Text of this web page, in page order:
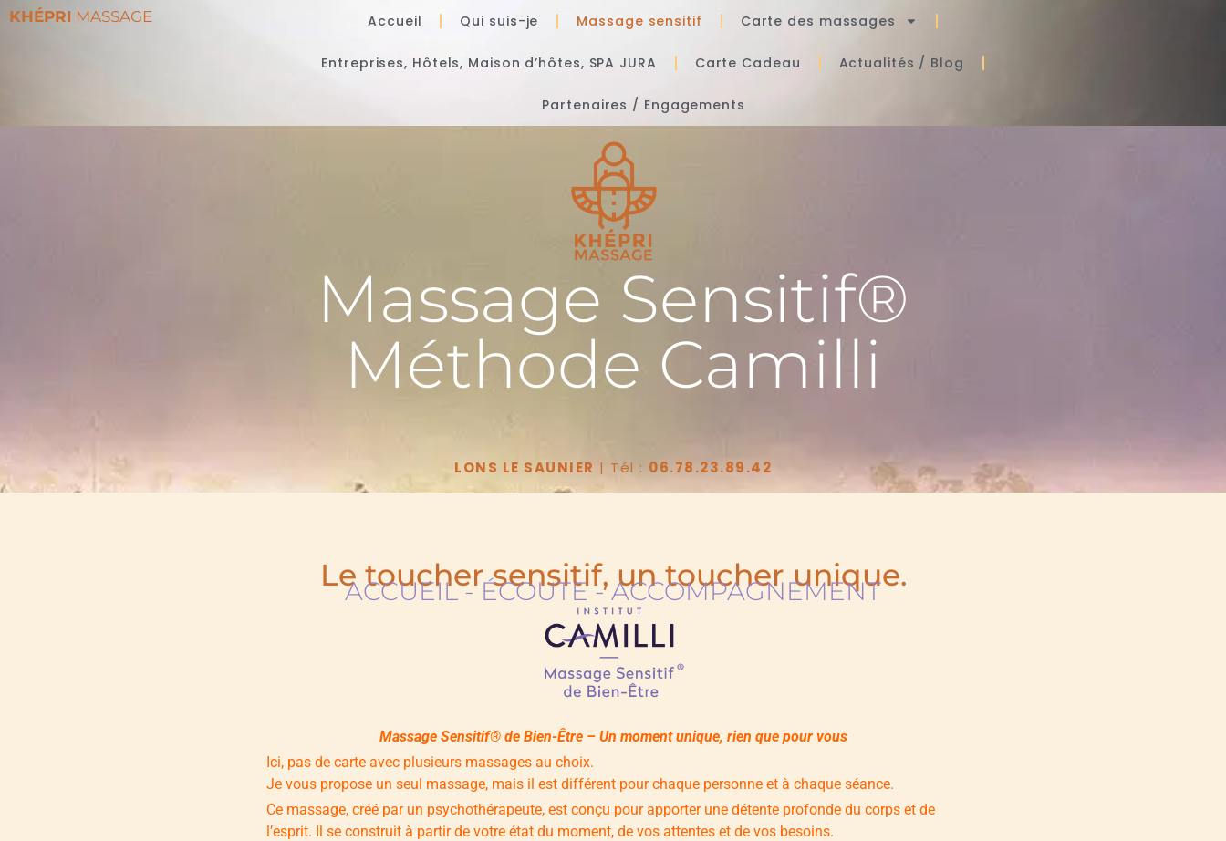
KHÉPRI MASSAGE Accueil Qui suis-je Massage sensitif Carte des massages
Entreprises, Hôtels, Maison d’hôtes, SPA JURA Carte Cadeau Actualités / Blog
Partenaires / Engagements
Massage Sensitif®
Méthode Camilli
LONS LE SAUNIER | Tél : 06.78.23.89.42
Le toucher sensitif, un toucher unique.
ACCUEIL - ÉCOUTE - ACCOMPAGNEMENT
Massage Sensitif® de Bien-Être – Un moment unique, rien que pour vous
Ici, pas de carte avec plusieurs massages au choix.
Je vous propose un seul massage, mais il est différent pour chaque personne et à chaque séance.
Ce massage, créé par un psychothérapeute, est conçu pour apporter une détente profonde du corps et de
l’esprit. Il se construit à partir de votre état du moment, de vos attentes et de vos besoins.